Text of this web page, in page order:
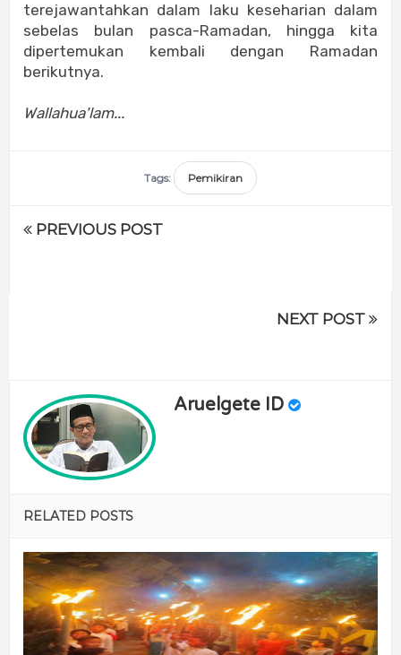
terejawantahkan dalam laku keseharian dalam
sebelas bulan pasca-Ramadan, hingga kita
dipertemukan kembali dengan Ramadan
berikutnya.
Wallahua'lam...
Tags: Pemikiran
PREVIOUS POST
NEXT POST
Aruelgete ID
RELATED POSTS